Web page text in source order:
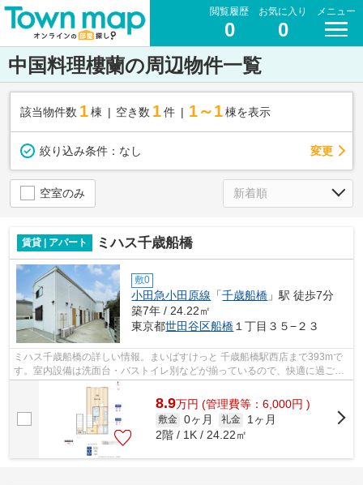
閲覧履歴
0
お気に入り
0
メニュー
中国料理樓蘭の周辺物件一覧
該当物件数 1棟 空き数 1 件 1～1 棟を表示
絞り込み条件： なし 変更
空室のみ
賃貸 | アパート ミハス千歳船橋
敷0
小田急小田原線 「千歳船橋 」駅 徒歩7分
築7年 / 24.22㎡
東京都世田谷区船橋 １丁目３５−２３
ミハス千歳船橋の詳しい情報。まいばすけっと 千歳船橋駅西店まで393mで
す。室内設備は洗面台・バストイレ別などが揃っているので、快適に過ごし
やすいお部屋になります。家賃を10万円...
8.9万円 (管理費等：6,000円 )
敷金 0ヶ月 礼金
1ヶ月
2階 / 1K / 24.22㎡